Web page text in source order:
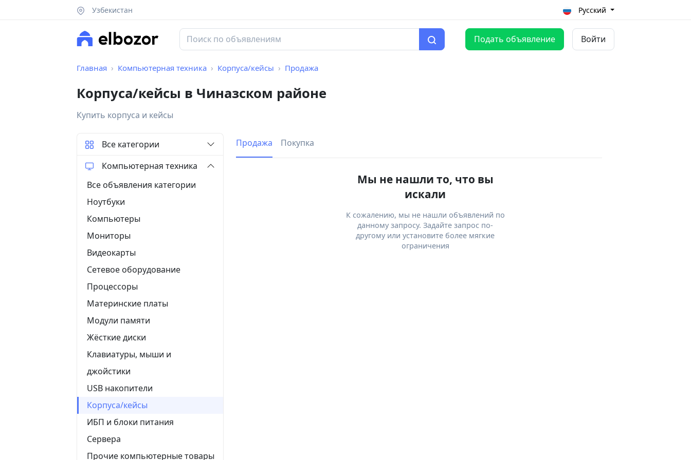
Узбекистан Русский
Подать объявление Войти
Главная Компьютерная техника Корпуса/кейсы Продажа
Корпуса/кейсы в Чиназском районе
Купить корпуса и кейсы
Продажа Покупка
Мы не нашли то, что вы
искали
К сожалению, мы не нашли объявлений по
данному запросу. Задайте запрос по-
другому или установите более мягкие
ограничения
Все категории
Компьютерная техника
Все объявления категории
Ноутбуки
Компьютеры
Мониторы
Видеокарты
Сетевое оборудование
Процессоры
Материнские платы
Модули памяти
Жёсткие диски
Клавиатуры, мыши и
джойстики
USB накопители
Корпуса/кейсы
ИБП и блоки питания
Сервера
Прочие компьютерные товары